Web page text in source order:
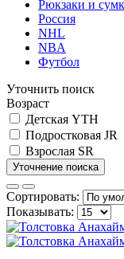
Рюкзаки и
Россия
NHL
NBA
Футбол
Уточнить поиск
Возраст
Детская YTH
Подростковая JR
Взрослая SR
Уточнение поиска
Сортировать:
Показывать: